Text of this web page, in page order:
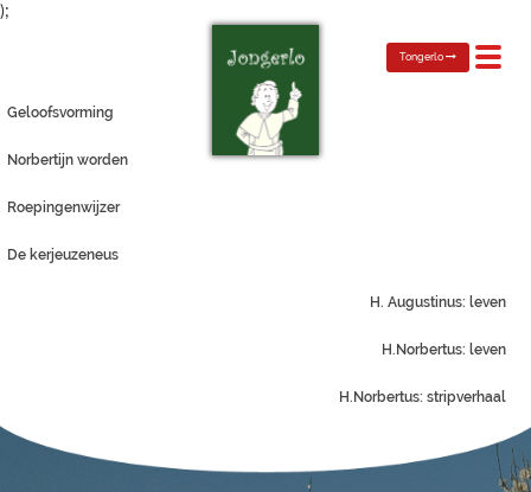
);
Toggle
Tongerlo
Geloofsvorming
Norbertijn worden
Roepingenwijzer
De kerjeuzeneus
H. Augustinus: leven
H.Norbertus: leven
H.Norbertus: stripverhaal